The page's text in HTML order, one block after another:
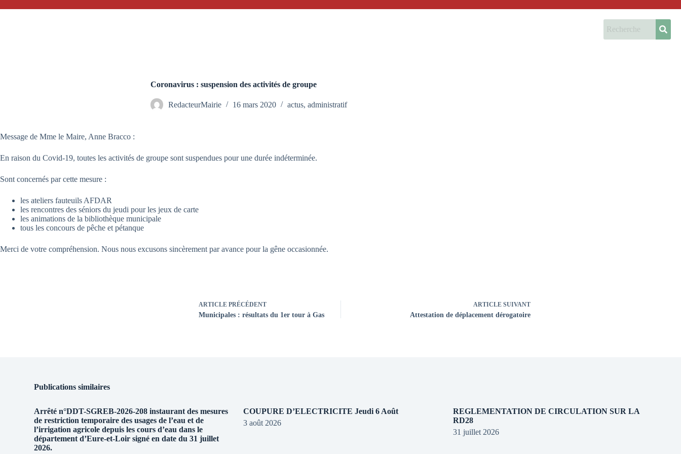
Coronavirus : suspension des activités de groupe
RedacteurMairie 16 mars 2020 actus, administratif
Message de Mme le Maire, Anne Bracco :
En raison du Covid-19, toutes les activités de groupe sont suspendues pour une durée indéterminée.
Sont concernés par cette mesure :
les ateliers fauteuils AFDAR
les rencontres des séniors du jeudi pour les jeux de carte
les animations de la bibliothèque municipale
tous les concours de pêche et pétanque
Merci de votre compréhension. Nous nous excusons sincèrement par avance pour la gêne occasionnée.
ARTICLE PRÉCÉDENT
Municipales : résultats du 1er tour à Gas
ARTICLE SUIVANT
Attestation de déplacement dérogatoire
Publications similaires
Arrêté n°DDT-SGREB-2026-208 instaurant des mesures
de restriction temporaire des usages de l’eau et de
l’irrigation agricole depuis les cours d’eau dans le
département d’Eure-et-Loir signé en date du 31 juillet
2026.
COUPURE D’ELECTRICITE Jeudi 6 Août
3 août 2026
REGLEMENTATION DE CIRCULATION SUR LA
RD28
31 juillet 2026